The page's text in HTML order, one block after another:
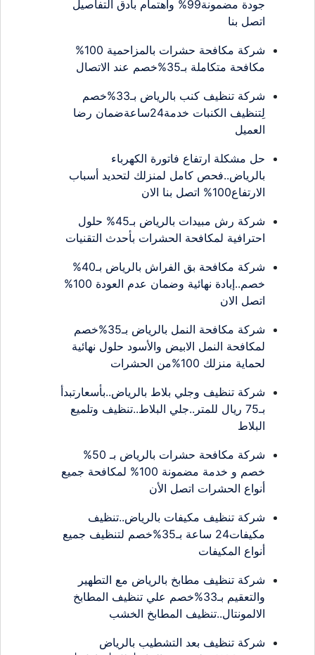
جودة مضمونة99% واهتمام بأدق التفاصيل
اتصل بنا
شركة مكافحة حشرات بالمزاحمية 100%
مكافحة متكاملة بـ35%خصم عند الاتصال
شركة تنظيف كنب بالرياض بـ33%خصم
لِتنظيف الكنبات خدمة24ساعةضمان رضا
العميل
حل مشكلة ارتفاع فاتورة الكهرباء
بالرياض..فحص كامل لمنزلك لتحديد أسباب
الارتفاع100% اتصل بنا الان
شركة رش مبيدات بالرياض بـ45% حلول
احترافية لمكافحة الحشرات بأحدث التقنيات
شركة مكافحة بق الفراش بالرياض بـ40%
خصم..إبادة نهائية وضمان عدم العودة 100%
اتصل الان
شركة مكافحة النمل بالرياض بـ35%خصم
لمكافحة النمل الابيض والأسود حلول نهائية
لحماية منزلك 100%من الحشرات
شركة تنظيف وجلي بلاط بالرياض..بأسعارتبدأ
بـ75 ريال للمتر..جلي البلاط..تنظيف وتلميع
البلاط
شركة مكافحة حشرات بالرياض بـ 50%
خصم و خدمة مضمونة 100% لمكافحة جميع
أنواع الحشرات اتصل الأن
شركة تنظيف مكيفات بالرياض..تنظيف
مكيفات24 ساعة بـ35%خصم لتنظيف جميع
أنواع المكيفات
شركة تنظيف مطابخ بالرياض مع التطهير
والتعقيم بـ33%خصم علي تنظيف المطابخ
الالمونتال..تنظيف المطابخ الخشب
شركة تنظيف بعد التشطيب بالرياض